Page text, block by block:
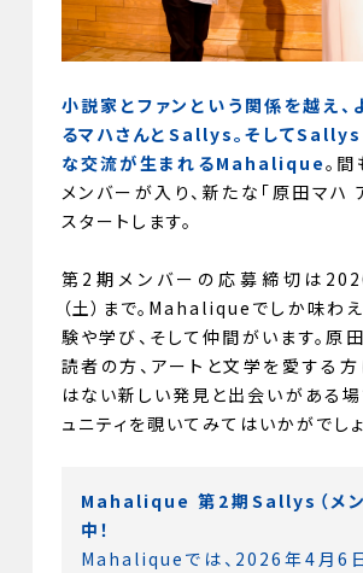
小説家とファンという関係を越え、
るマハさんとSallys。そして
な交流が生まれるMahalique。
メンバーが入り、新たな「原田マハ
スタートします。
第2期メンバーの応募締切は
（土）まで。Mahaliqueでしか味わ
験や学び、そして仲間がいます。原
読者の方、アートと文学を愛する方
はない新しい発見と出会いがある場
ュニティを覗いてみてはいかがでしょ
Mahalique 第2期Sallys（メン
中！
Mahaliqueでは、2026年4月6日